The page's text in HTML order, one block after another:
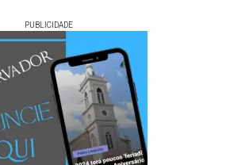
PUBLICIDADE